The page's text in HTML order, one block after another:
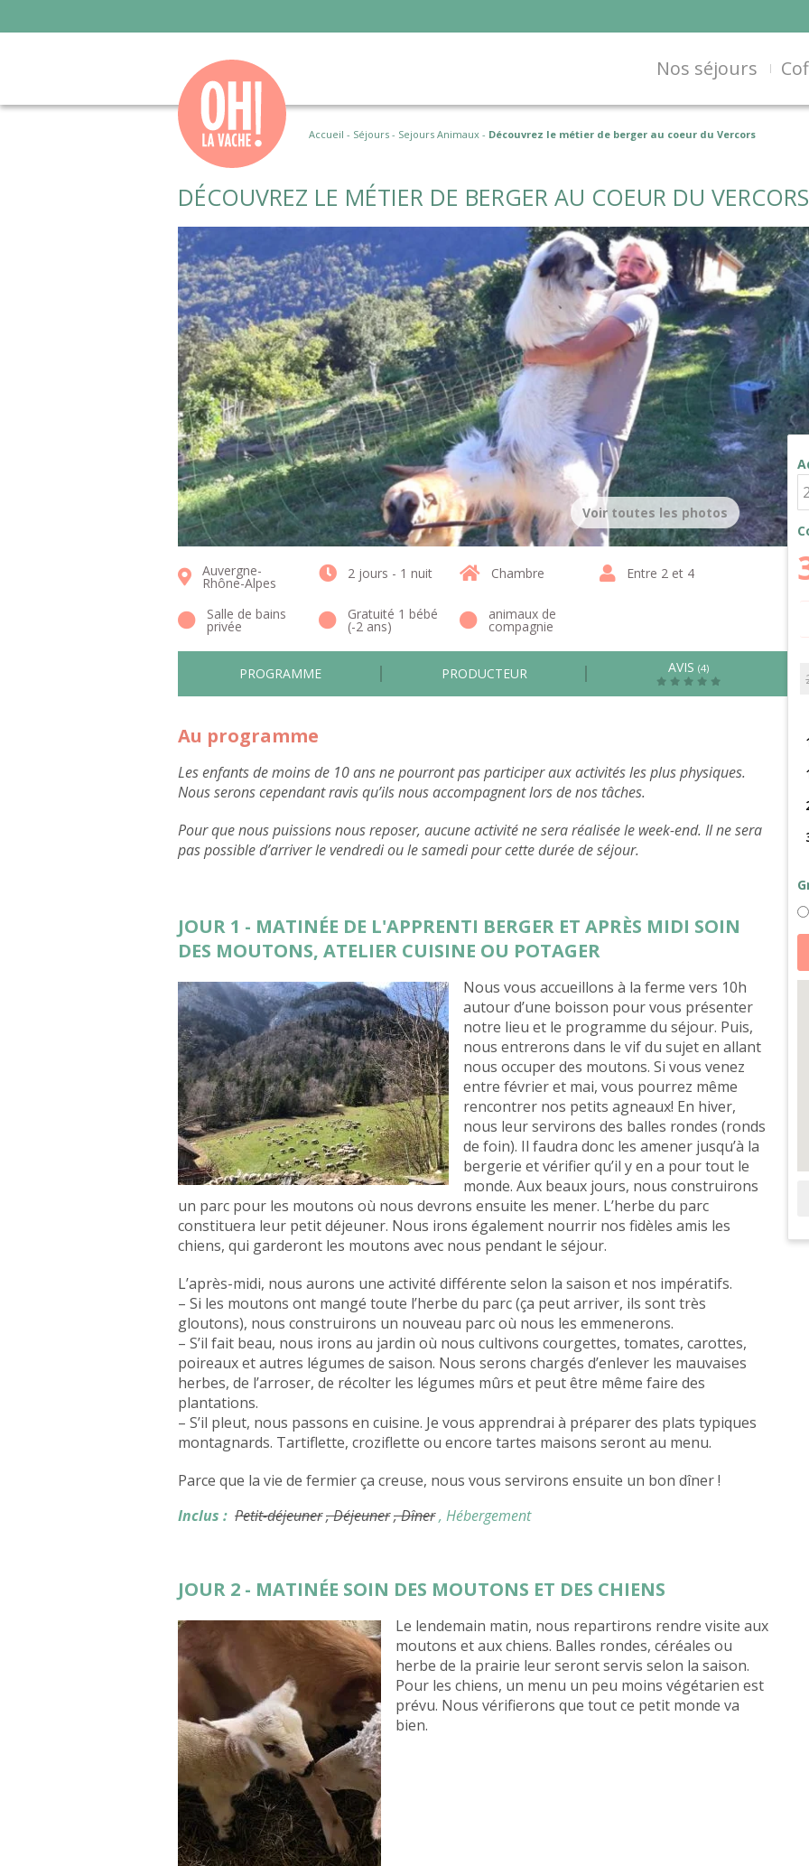
Nos séjours
Accueil - Séjours - Sejours Animaux - Découvrez le métier de berger au coeur du Vercors
DÉCOUVREZ LE MÉTIER DE BERGER AU COEUR DU VERCORS
Voir toutes les photos
Auvergne-
Rhône-Alpes
2 jours - 1 nuit Chambre Entre 2 et 4
Salle de bains
privée
Gratuité 1 bébé
(-2 ans)
animaux de
compagnie
PROGRAMME PRODUCTEUR AVIS(4)
Au programme
Les enfants de moins de 10 ans ne pourront pas participer aux activités les plus physiques.
Nous serons cependant ravis qu’ils nous accompagnent lors de nos tâches.
Pour que nous puissions nous reposer, aucune activité ne sera réalisée le week-end. Il ne sera
pas possible d’arriver le vendredi ou le samedi pour cette durée de séjour.
JOUR 1 - MATINÉE DE L'APPRENTI BERGER ET APRÈS MIDI SOIN
DES MOUTONS, ATELIER CUISINE OU POTAGER
Nous vous accueillons à la ferme vers 10h
autour d’une boisson pour vous présenter
notre lieu et le programme du séjour. Puis,
nous entrerons dans le vif du sujet en allant
nous occuper des moutons. Si vous venez
entre février et mai, vous pourrez même
rencontrer nos petits agneaux! En hiver,
nous leur servirons des balles rondes (ronds
de foin). Il faudra donc les amener jusqu’à la
bergerie et vérifier qu’il y en a pour tout le
monde. Aux beaux jours, nous construirons
un parc pour les moutons où nous devrons ensuite les mener. L’herbe du parc
constituera leur petit déjeuner. Nous irons également nourrir nos fidèles amis les
chiens, qui garderont les moutons avec nous pendant le séjour.
L’après-midi, nous aurons une activité différente selon la saison et nos impératifs.
– Si les moutons ont mangé toute l’herbe du parc (ça peut arriver, ils sont très
gloutons), nous construirons un nouveau parc où nous les emmenerons.
– S’il fait beau, nous irons au jardin où nous cultivons courgettes, tomates, carottes,
poireaux et autres légumes de saison. Nous serons chargés d’enlever les mauvaises
herbes, de l’arroser, de récolter les légumes mûrs et peut être même faire des
plantations.
– S’il pleut, nous passons en cuisine. Je vous apprendrai à préparer des plats typiques
montagnards. Tartiflette, croziflette ou encore tartes maisons seront au menu.
Parce que la vie de fermier ça creuse, nous vous servirons ensuite un bon dîner !
Inclus : Petit-déjeuner, Déjeuner, Dîner, Hébergement
JOUR 2 - MATINÉE SOIN DES MOUTONS ET DES CHIENS
Le lendemain matin, nous repartirons rendre visite aux
moutons et aux chiens. Balles rondes, céréales ou
herbe de la prairie leur seront servis selon la saison.
Pour les chiens, un menu un peu moins végétarien est
prévu. Nous vérifierons que tout ce petit monde va
bien.
le